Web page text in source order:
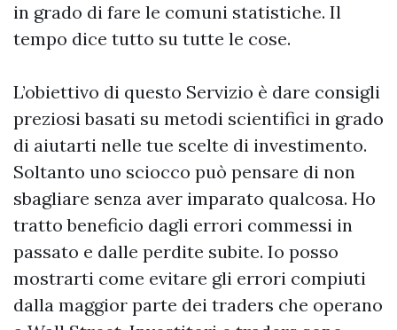
in grado di fare le comuni statistiche. Il
tempo dice tutto su tutte le cose.
L’obiettivo di questo Servizio è dare consigli
preziosi basati su metodi scientifici in grado
di aiutarti nelle tue scelte di investimento.
Soltanto uno sciocco può pensare di non
sbagliare senza aver imparato qualcosa. Ho
tratto beneficio dagli errori commessi in
passato e dalle perdite subite. Io posso
mostrarti come evitare gli errori compiuti
dalla maggior parte dei traders che operano